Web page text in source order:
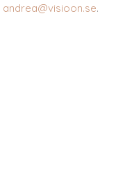
andrea@visioon.se.